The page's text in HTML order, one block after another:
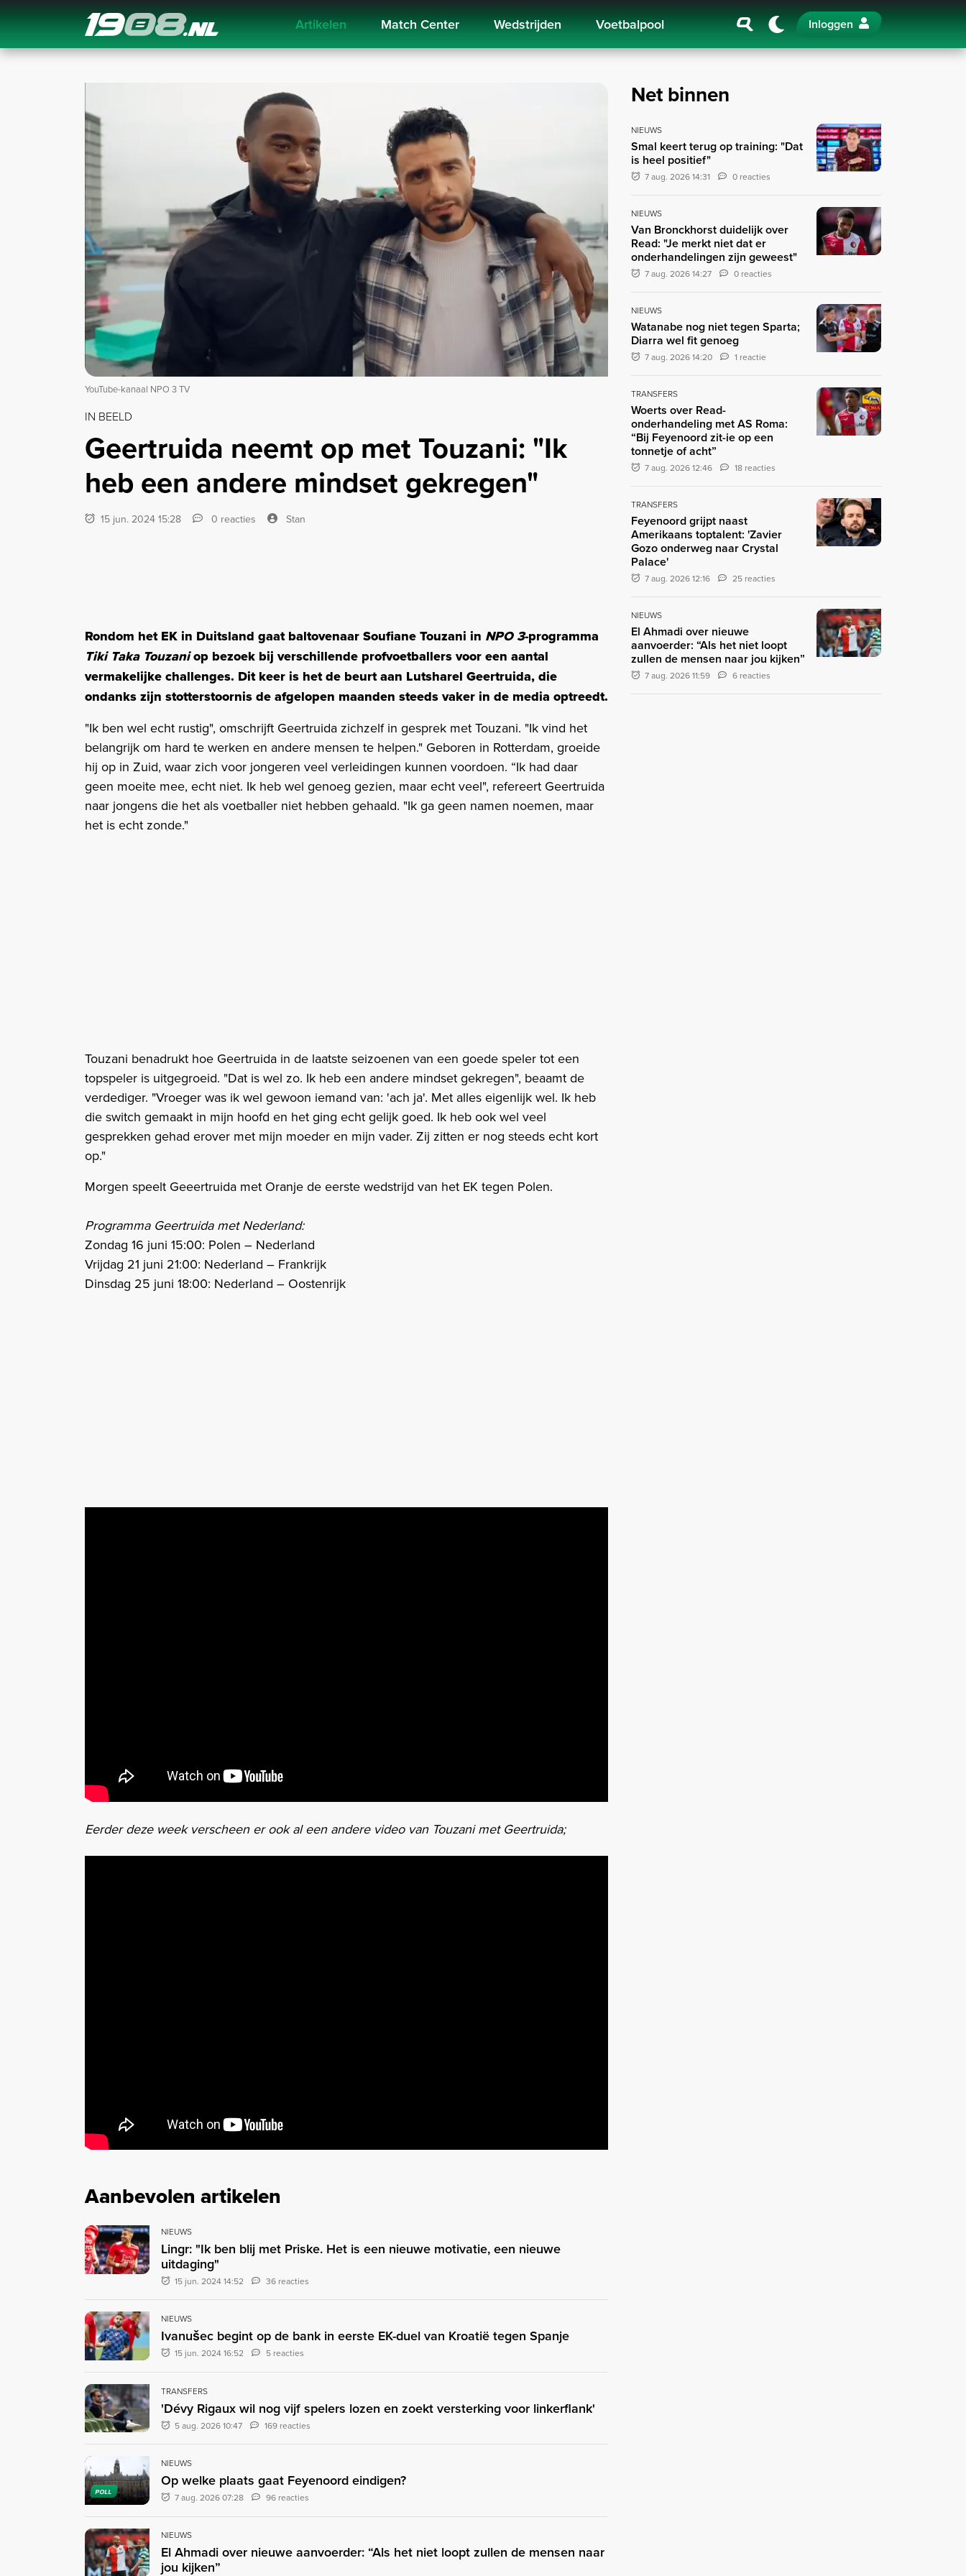
Navigation Artikelen Match Center Wedstrijden Voetbalpool Inloggen
YouTube-kanaal NPO 3 TV
IN BEELD
Geertruida neemt op met Touzani: "Ik
heb een andere mindset gekregen"
15 jun. 2024 15:28 0 reacties Stan
Rondom het EK in Duitsland gaat baltovenaar Soufiane Touzani in NPO 3-programma
Tiki Taka Touzaniop bezoek bij verschillende profvoetballers voor een aantal
vermakelijke challenges. Dit keer is het de beurt aan Lutsharel Geertruida, die
ondanks zijn stotterstoornis de afgelopen maanden steeds vaker in de media optreedt.
"Ik ben wel echt rustig", omschrijft Geertruida zichzelf in gesprek met Touzani. "Ik vind het
belangrijk om hard te werken en andere mensen te helpen." Geboren in Rotterdam, groeide
hij op in Zuid, waar zich voor jongeren veel verleidingen kunnen voordoen. “Ik had daar
geen moeite mee, echt niet. Ik heb wel genoeg gezien, maar echt veel", refereert Geertruida
naar jongens die het als voetballer niet hebben gehaald. "Ik ga geen namen noemen, maar
het is echt zonde."
Touzani benadrukt hoe Geertruida in de laatste seizoenen van een goede speler tot een
topspeler is uitgegroeid. "Dat is wel zo. Ik heb een andere mindset gekregen", beaamt de
verdediger. "Vroeger was ik wel gewoon iemand van: 'ach ja'. Met alles eigenlijk wel. Ik heb
die switch gemaakt in mijn hoofd en het ging echt gelijk goed. Ik heb ook wel veel
gesprekken gehad erover met mijn moeder en mijn vader. Zij zitten er nog steeds echt kort
op."
Morgen speelt Geeertruida met Oranje de eerste wedstrijd van het EK tegen Polen.
Programma Geertruida met Nederland:
Zondag 16 juni 15:00: Polen – Nederland
Vrijdag 21 juni 21:00: Nederland – Frankrijk
Dinsdag 25 juni 18:00: Nederland – Oostenrijk
Eerder deze week verscheen er ook al een andere video van Touzani met Geertruida;
Aanbevolen artikelen
NIEUWS
Lingr: "Ik ben blij met Priske. Het is een nieuwe motivatie, een nieuwe
uitdaging"
15 jun. 2024 14:52 36 reacties
NIEUWS
Ivanušec begint op de bank in eerste EK-duel van Kroatië tegen Spanje
15 jun. 2024 16:52 5 reacties
TRANSFERS
'Dévy Rigaux wil nog vijf spelers lozen en zoekt versterking voor linkerflank'
5 aug. 2026 10:47 169 reacties
POLL
NIEUWS
Op welke plaats gaat Feyenoord eindigen?
7 aug. 2026 07:28 96 reacties
NIEUWS
El Ahmadi over nieuwe aanvoerder: “Als het niet loopt zullen de mensen naar
jou kijken”
Net binnen
NIEUWS
Smal keert terug op training: "Dat
is heel positief"
7 aug. 2026 14:31 0 reacties
NIEUWS
Van Bronckhorst duidelijk over
Read: "Je merkt niet dat er
onderhandelingen zijn geweest"
7 aug. 2026 14:27 0 reacties
NIEUWS
Watanabe nog niet tegen Sparta;
Diarra wel fit genoeg
7 aug. 2026 14:20 1 reactie
TRANSFERS
Woerts over Read-
onderhandeling met AS Roma:
“Bij Feyenoord zit-ie op een
tonnetje of acht”
7 aug. 2026 12:46 18 reacties
TRANSFERS
Feyenoord grijpt naast
Amerikaans toptalent: 'Zavier
Gozo onderweg naar Crystal
Palace'
7 aug. 2026 12:16 25 reacties
NIEUWS
El Ahmadi over nieuwe
aanvoerder: “Als het niet loopt
zullen de mensen naar jou kijken”
7 aug. 2026 11:59 6 reacties